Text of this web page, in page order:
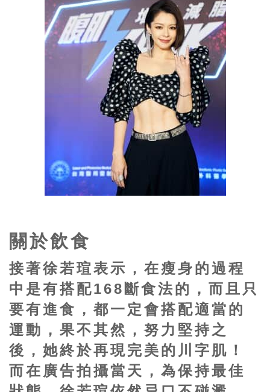
關於飲食
接著徐若瑄表示，在瘦身的過程
中是有搭配168斷食法的，而且只
要有進食，都一定會搭配適當的
運動，果不其然，努力堅持之
後，她終於再現完美的川字肌！
而在廣告拍攝當天，為保持最佳